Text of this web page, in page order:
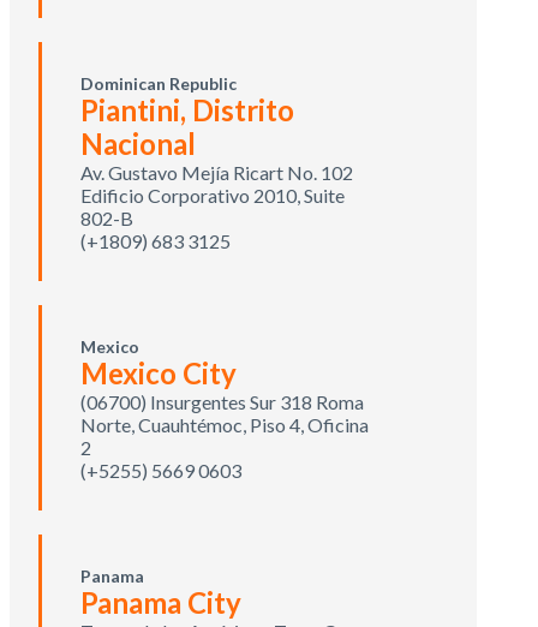
Dominican Republic
Piantini, Distrito
Nacional
Av. Gustavo Mejía Ricart No. 102
Edificio Corporativo 2010, Suite
802-B
(+1809) 683 3125
Mexico
Mexico City
(06700) Insurgentes Sur 318 Roma
Norte, Cuauhtémoc, Piso 4, Oficina
2
(+5255) 5669 0603
Panama
Panama City